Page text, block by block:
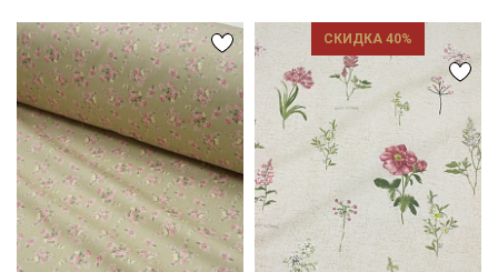
СКИДКА 40%